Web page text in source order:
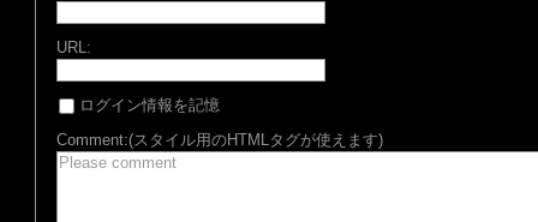
URL:
ログイン情報を記憶
Comment:(スタイル用のHTMLタグが使えます)